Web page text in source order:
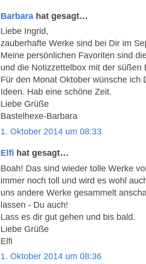
Barbara hat gesagt…
Liebe Ingrid,
zauberhafte Werke sind bei Dir im
Meine persönlichen Favoriten sind
und die Notizzettelbox mit der süßen
Für den Monat Oktober wünsche ich
Ideen. Hab eine schöne Zeit.
Liebe Grüße
Bastelhexe-Barbara
1. Oktober 2014 um 08:33
Elfi hat gesagt…
Boah! Das sind wieder tolle Werke
immer noch toll und wird es wohl
uns andere Werke gesammelt
lassen - Du auch!
Lass es dir gut gehen und bis bald.
Liebe Grüße
Elfi
1. Oktober 2014 um 08:36